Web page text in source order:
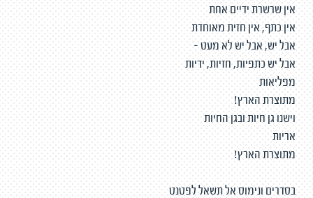
אין שרשרת ידיים אחת
אין כתף, אין חזית מאוחדת
אבל יש, אבל יש לא מעט -
אבל יש כתפיות, חזיות, ידיות
מפליאות
מתוצרת הארץ!
וישנו גן חיות ובגן החיות
אריות
מתוצרת הארץ!
בסדרים ונימוס אל תשאל לפטנט